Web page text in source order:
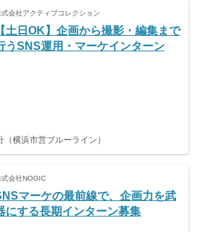
式会社アクティブコレクション
【土日OK】企画から撮影・編集まで
うSNS運用・マーケインターン
横浜市営ブルーライン）
式会社NOGIC
マーケの最前線で、企画力を武
にする長期インターン募集